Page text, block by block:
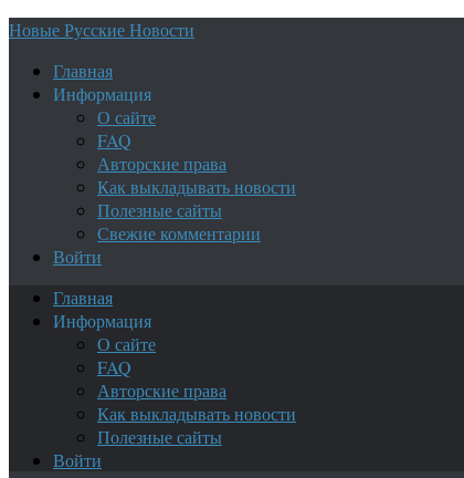
Новые Русские Новости
Главная
Информация
О сайте
FAQ
Авторские права
Как выкладывать новости
Полезные сайты
Свежие комментарии
Войти
Главная
Информация
О сайте
FAQ
Авторские права
Как выкладывать новости
Полезные сайты
Войти